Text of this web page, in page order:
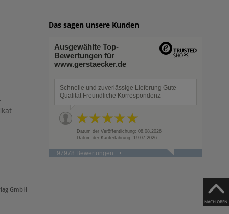
NACH OBEN
Das sagen unsere Kunden
Ausgewählte Top-
Bewertungen für
www.gerstaecker.de
Schnelle und zuverlässige Lieferung Gute
Qualität Freundliche Korrespondenz
Datum der Veröffentlichung: 08.08.2026
Datum der Kauferfahrung: 19.07.2026
97978 Bewertungen
GmbH